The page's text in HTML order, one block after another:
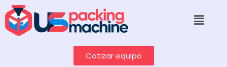
Cotizar equipo